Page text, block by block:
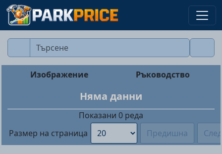
Изображение Ръководство
Няма данни
Показани 0 реда
Размер на страница
Предишна